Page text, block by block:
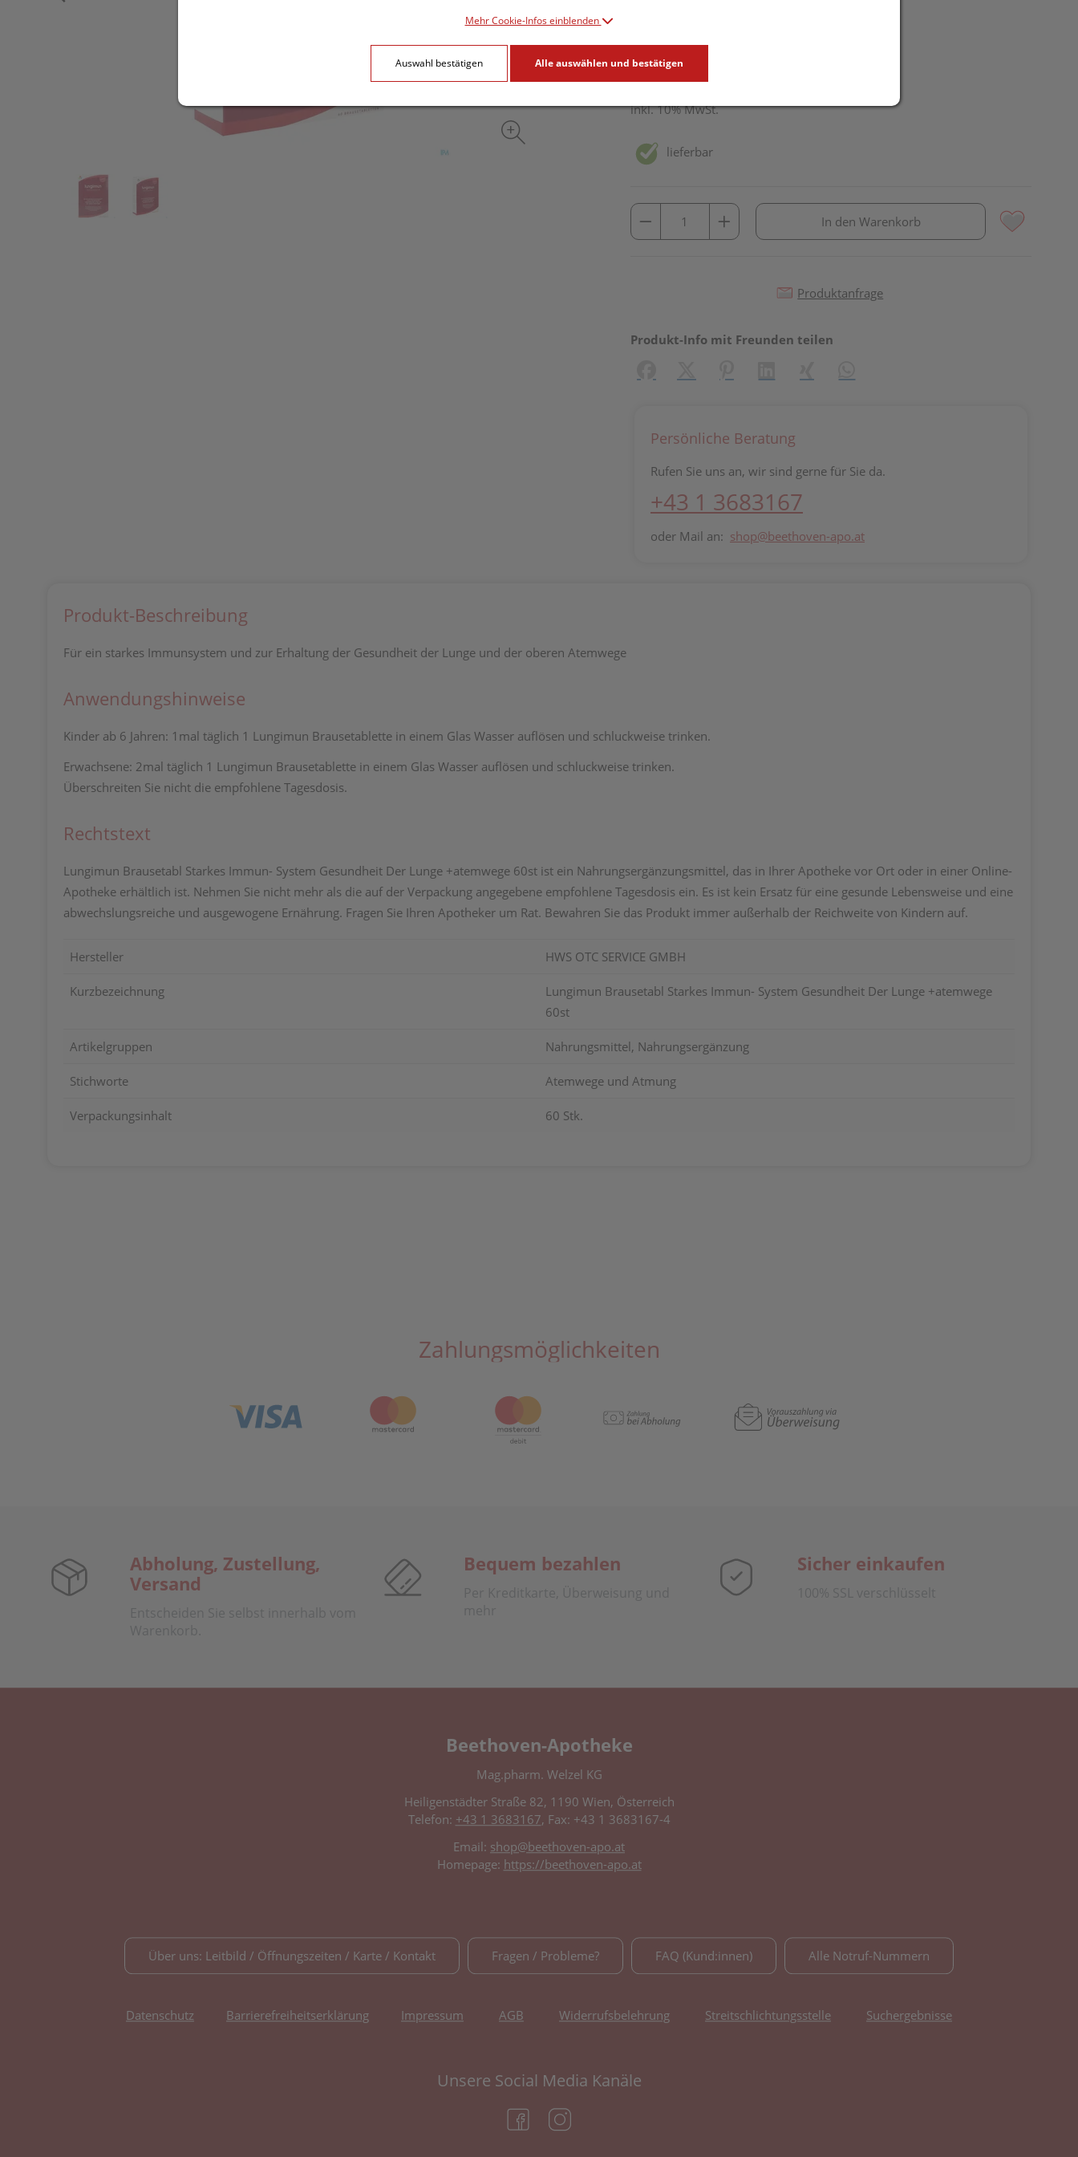
60 Stk. / Einheit
inkl. 10% MwSt.
lieferbar
In den Warenkorb
Produktanfrage
Produkt-Info mit Freunden teilen
Persönliche Beratung
Rufen Sie uns an, wir sind gerne für Sie da.
+43 1 3683167
oder Mail an: shop@beethoven-apo.at
Produkt-Beschreibung
Für ein starkes Immunsystem und zur Erhaltung der Gesundheit der Lunge und der oberen Atemwege
Anwendungshinweise
Kinder ab 6 Jahren: 1mal täglich 1 Lungimun Brausetablette in einem Glas Wasser auflösen und schluckweise trinken.
Erwachsene: 2mal täglich 1 Lungimun Brausetablette in einem Glas Wasser auflösen und schluckweise trinken.
Überschreiten Sie nicht die empfohlene Tagesdosis.
Rechtstext
Lungimun Brausetabl Starkes Immun- System Gesundheit Der Lunge +atemwege 60st ist ein Nahrungsergänzungsmittel, das in Ihrer Apotheke vor Ort oder in einer Online-
Apotheke erhältlich ist. Nehmen Sie nicht mehr als die auf der Verpackung angegebene empfohlene Tagesdosis ein. Es ist kein Ersatz für eine gesunde Lebensweise und eine
abwechslungsreiche und ausgewogene Ernährung. Fragen Sie Ihren Apotheker um Rat. Bewahren Sie das Produkt immer außerhalb der Reichweite von Kindern auf.
Hersteller HWS OTC SERVICE GMBH
Kurzbezeichnung
Lungimun Brausetabl Starkes Immun- System Gesundheit Der Lunge +atemwege
60st
Artikelgruppen Nahrungsmittel, Nahrungsergänzung
Stichworte Atemwege und Atmung
Verpackungsinhalt 60 Stk.
Zahlungsmöglichkeiten
Abholung, Zustellung,
Versand
Entscheiden Sie selbst innerhalb vom
Warenkorb.
Bequem bezahlen
Per Kreditkarte, Überweisung und
mehr
Sicher einkaufen
100% SSL verschlüsselt
Beethoven-Apotheke
Mag.pharm. Welzel KG
Heiligenstädter Straße 82, 1190 Wien, Österreich
Telefon: +43 1 3683167, Fax: +43 1 3683167-4
Email: shop@beethoven-apo.at
Homepage: https://beethoven-apo.at
Über uns: Leitbild / Öffnungszeiten / Karte / Kontakt Fragen / Probleme? FAQ (Kund:innen) Alle Notruf-Nummern
Datenschutz Barrierefreiheitserklärung Impressum AGB Widerrufsbelehrung Streitschlichtungsstelle Suchergebnisse
Unsere Social Media Kanäle
(öffnet in neuem Tab)
Mehr Cookie-Infos einblenden
Auswahl bestätigen Alle auswählen und bestätigen